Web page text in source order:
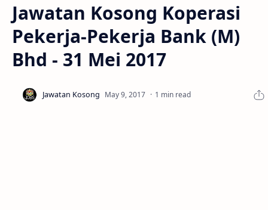
Jawatan Kosong Koperasi
Pekerja-Pekerja Bank (M)
Bhd - 31 Mei 2017
1 min read